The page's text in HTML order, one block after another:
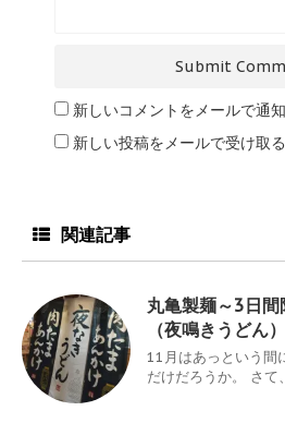
新しいコメントをメールで通知
新しい投稿をメールで受け取る
関連記事
丸亀製麺～3日
（夜鳴きうどん
11月はあっという間
だけだろうか。 さて